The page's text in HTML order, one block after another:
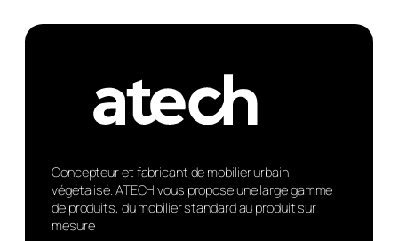
Concepteur et fabricant de mobilier urbain
végétalisé. ATECH vous propose une large gamme
de produits, du mobilier standard au produit sur
mesure